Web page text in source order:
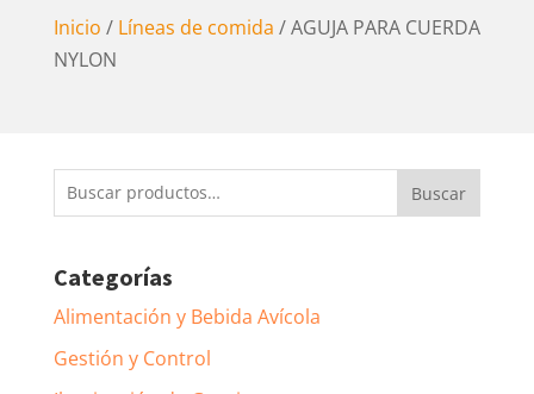
Inicio / Líneas de comida / AGUJA PARA CUERDA
NYLON
Buscar
por:
Buscar
Categorías
Alimentación y Bebida Avícola
Gestión y Control